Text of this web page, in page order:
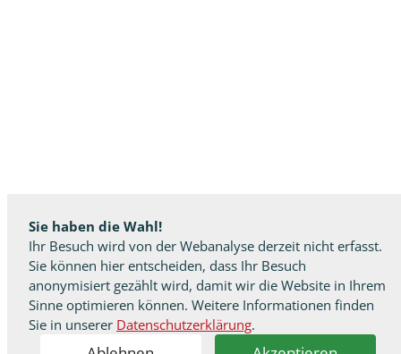
Sie haben die Wahl!
Ihr Besuch wird von der Webanalyse derzeit nicht erfasst.
Sie können hier entscheiden, dass Ihr Besuch
anonymisiert gezählt wird, damit wir die Website in Ihrem
Sinne optimieren können. Weitere Informationen finden
Sie in unserer Datenschutzerklärung.